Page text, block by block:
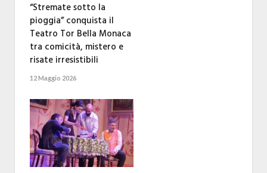
“Stremate sotto la
pioggia” conquista il
Teatro Tor Bella Monaca
tra comicità, mistero e
risate irresistibili
12 Maggio 2026